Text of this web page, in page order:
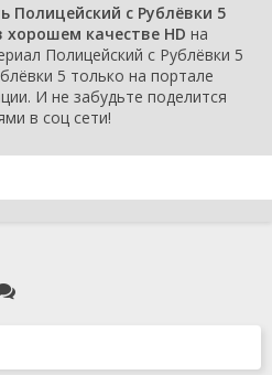
Полицейский с Рублёвки 5
хорошем качестве HD на
Полицейский с Рублёвки 5
5 только на портале
И не забудьте поделится
в соц сети!